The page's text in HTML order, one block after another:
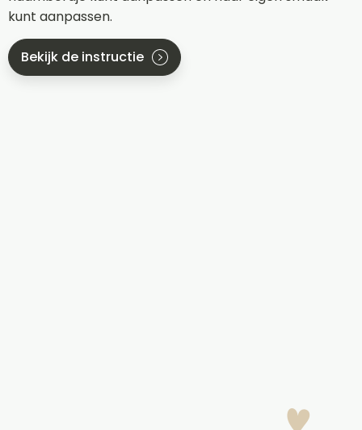
kunt aanpassen.
Bekijk de instructie